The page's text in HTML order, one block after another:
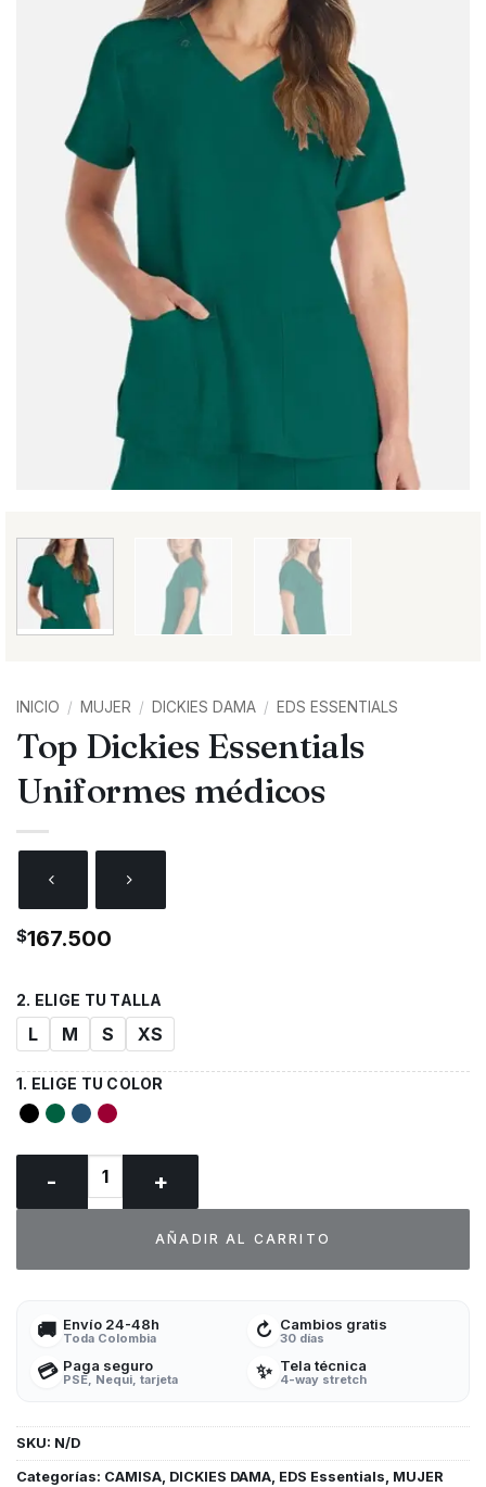
INICIO / MUJER / DICKIES DAMA / EDS ESSENTIALS
Top Dickies Essentials
Uniformes médicos
$167.500
L M S XS
Top Dickies Essentials Uniformes médicos cantidad
AÑADIR AL CARRITO
🚚 Envío 24-48h
Toda Colombia ↻ Cambios gratis
30 días
💳 Paga seguro
PSE, Nequi, tarjeta ✨ Tela técnica
4-way stretch
SKU: N/D
Categorías: CAMISA, DICKIES DAMA, EDS Essentials, MUJER